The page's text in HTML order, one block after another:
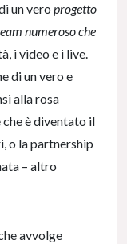
un vero progetto
numeroso che
i video e i live.
di un vero e
alla rosa
è diventato il
o la partnership
– altro
avvolge